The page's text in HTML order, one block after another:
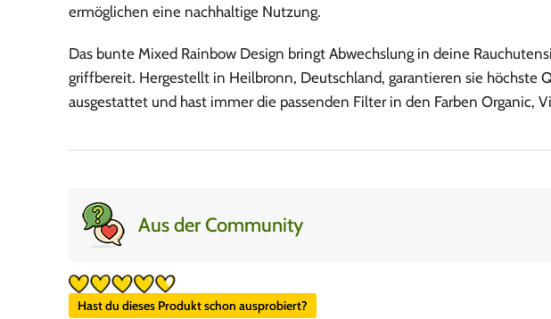
ermöglichen eine nachhaltige Nutzung.
Das bunte Mixed Rainbow Design bringt Abwechslung in deine
griffbereit. Hergestellt in Heilbronn, Deutschland, garantieren sie höchste
ausgestattet und hast immer die passenden Filter in den Farben Organic,
Aus der Community
Hast du dieses Produkt schon ausprobiert?